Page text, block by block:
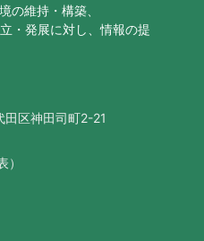
の維持・構築、
・発展に対し、情報の提
区神田司町2-21